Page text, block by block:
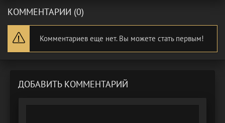
КОММЕНТАРИИ (0)
Комментариев еще нет. Вы можете стать первым!
ДОБАВИТЬ КОММЕНТАРИЙ